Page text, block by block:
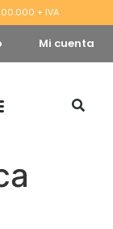
+ IVA
Mi cuenta